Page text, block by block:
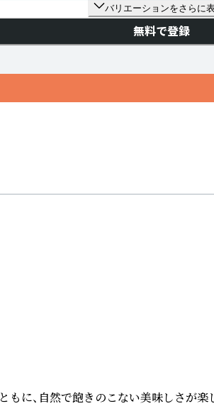
バリエーションをさらに
無料で登録
に、自然で飽きのこない美味しさが楽